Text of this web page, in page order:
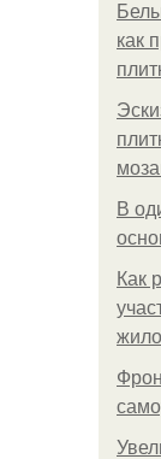
как
В
Как